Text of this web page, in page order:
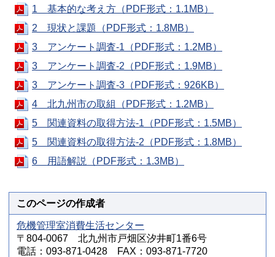
1＿基本的な考え方（PDF形式：1.1MB）
2＿現状と課題（PDF形式：1.8MB）
3＿アンケート調査-1（PDF形式：1.2MB）
3＿アンケート調査-2（PDF形式：1.9MB）
3＿アンケート調査-3（PDF形式：926KB）
4＿北九州市の取組（PDF形式：1.2MB）
5＿関連資料の取得方法-1（PDF形式：1.5MB）
5＿関連資料の取得方法-2（PDF形式：1.8MB）
6＿用語解説（PDF形式：1.3MB）
このページの作成者
危機管理室消費生活センター
〒804-0067 北九州市戸畑区汐井町1番6号
電話：093-871-0428 FAX：093-871-7720